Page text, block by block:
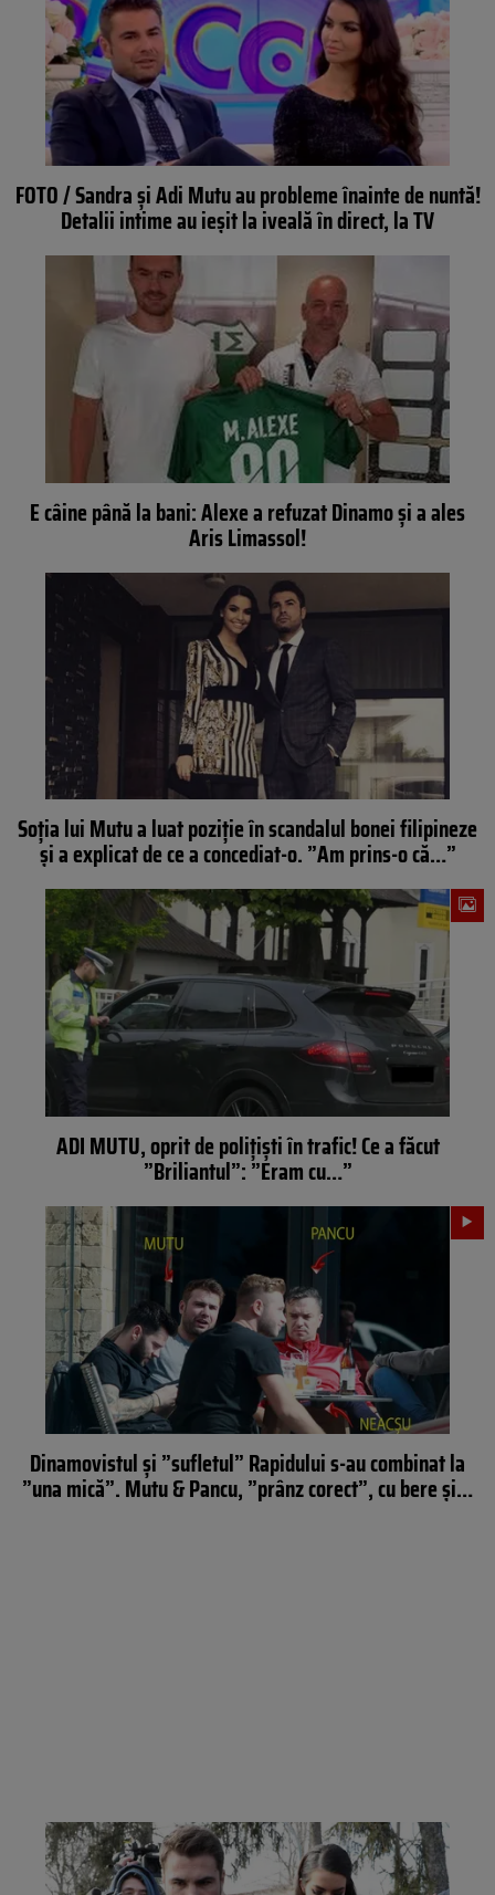
FOTO / Sandra şi Adi Mutu au probleme înainte de nuntă!
Detalii intime au ieşit la iveală în direct, la TV
E câine până la bani: Alexe a refuzat Dinamo şi a ales
Aris Limassol!
Soţia lui Mutu a luat poziţie în scandalul bonei filipineze
şi a explicat de ce a concediat-o. ”Am prins-o că…”
ADI MUTU, oprit de poliţişti în trafic! Ce a făcut
”Briliantul”: ”Eram cu…”
Dinamovistul şi ”sufletul” Rapidului s-au combinat la
”una mică”. Mutu & Pancu, ”prânz corect”, cu bere şi…